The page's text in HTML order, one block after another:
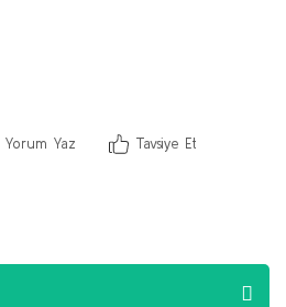
Yorum Yaz Tavsiye Et